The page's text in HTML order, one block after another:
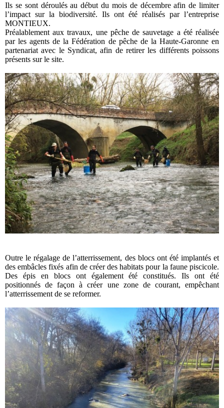
Ils se sont déroulés au début du mois de décembre afin de limiter
l’impact sur la biodiversité. Ils ont été réalisés par l’entreprise
MONTIEUX.
Préalablement aux travaux, une pêche de sauvetage a été réalisée
par les agents de la Fédération de pêche de la Haute-Garonne en
partenariat avec le Syndicat, afin de retirer les différents poissons
présents sur le site.
Outre le régalage de l’atterrissement, des blocs ont été implantés et
des embâcles fixés afin de créer des habitats pour la faune piscicole.
Des épis en blocs ont également été constitués. Ils ont été
positionnés de façon à créer une zone de courant, empêchant
l’atterrissement de se reformer.